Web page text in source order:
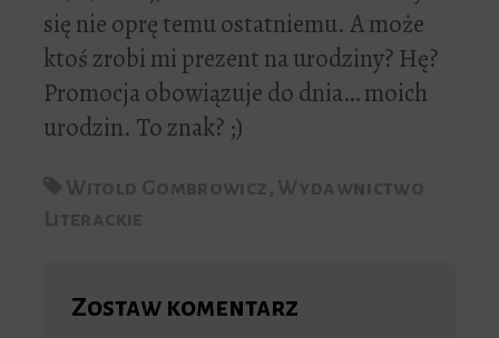
się nie oprę temu ostatniemu. A może
ktoś zrobi mi prezent na urodziny? Hę?
Promocja obowiązuje do dnia… moich
urodzin. To znak? ;)
Zostaw komentarz